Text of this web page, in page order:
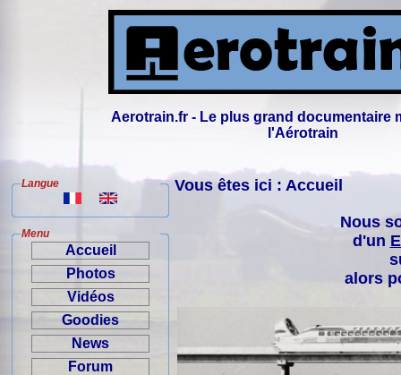
Aerotrain.fr - Le plus grand documentaire
l'Aérotrain
Langue
Menu
Accueil
Photos
Vidéos
Goodies
News
Forum
Vous êtes ici : Accueil
Nous
d'un
alors